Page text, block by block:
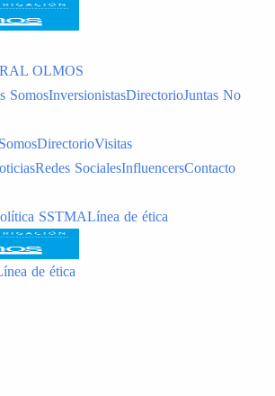
OLMOS
SomosInversionistasDirectorioJuntas No
DirectorioVisitas
Redes SocialesInfluencersContacto
SSTMALínea de ética
de ética